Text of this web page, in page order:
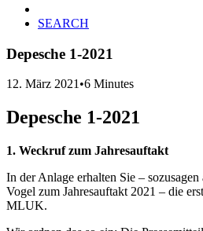
SEARCH
Depesche 1-2021
12. März 2021•6 Minutes
Depesche 1-2021
1. Weckruf zum Jahresauftakt
In der Anlage erhalten Sie –
Vogel zum Jahresauftakt 2021 – die
MLUK.